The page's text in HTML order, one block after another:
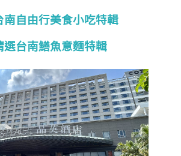
南自由行美食小吃特輯
選台南鱔魚意麵特輯